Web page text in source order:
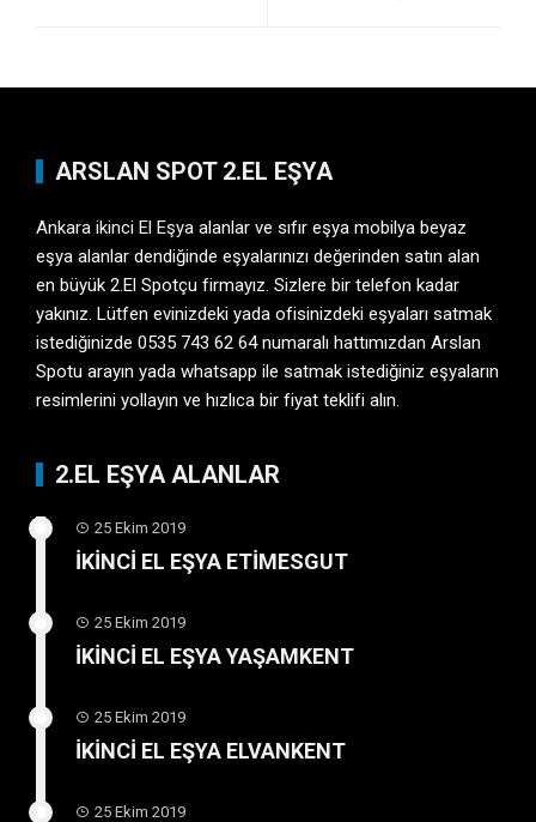
ARSLAN SPOT 2.EL EŞYA
Ankara ikinci El Eşya alanlar ve sıfır eşya mobilya beyaz
eşya alanlar dendiğinde eşyalarınızı değerinden satın alan
en büyük 2.El Spotçu firmayız. Sizlere bir telefon kadar
yakınız. Lütfen evinizdeki yada ofisinizdeki eşyaları satmak
istediğinizde 0535 743 62 64 numaralı hattımızdan Arslan
Spotu arayın yada whatsapp ile satmak istediğiniz eşyaların
resimlerini yollayın ve hızlıca bir fiyat teklifi alın.
2.EL EŞYA ALANLAR
25 Ekim 2019
İKİNCİ EL EŞYA ETİMESGUT
25 Ekim 2019
İKİNCİ EL EŞYA YAŞAMKENT
25 Ekim 2019
İKİNCİ EL EŞYA ELVANKENT
25 Ekim 2019